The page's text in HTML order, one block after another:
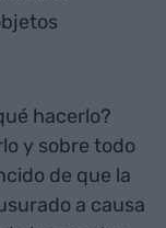
hacerlo?
y sobre todo
de que la
a causa